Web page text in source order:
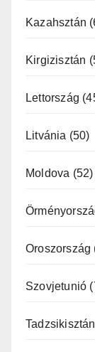
Kazahsztán
Kirgizisztán
Lettország
Litvánia (50)
Moldova (52)
Oroszország
Szovjetunió
Tadzsikisztán